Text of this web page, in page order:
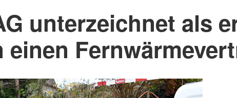
unterzeichnet als